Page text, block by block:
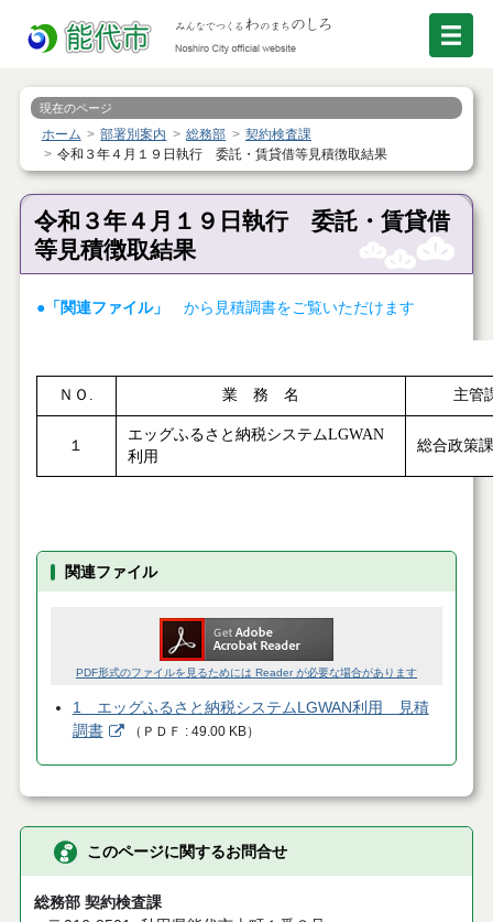
現在のページ
ホーム 部署別案内 総務部
契約検査課
令和３年４月１９日執行 委託・賃貸借等見積徴取結果
令和３年４月１９日執行 委託・賃貸借
等見積徴取結果
●「関連ファイル」 から見積調書をご覧いただけます
ＮＯ. 業 務 名 主管
１
エッグふるさと納税システムLGWAN
利用
総合政策課
関連ファイル
PDF形式のファイルを見るためには Reader が必要な場合があります
1 エッグふるさと納税システムLGWAN利用 見積
調書
（ ＰＤＦ 49.00 KB）
このページに関するお問合せ
総務部 契約検査課